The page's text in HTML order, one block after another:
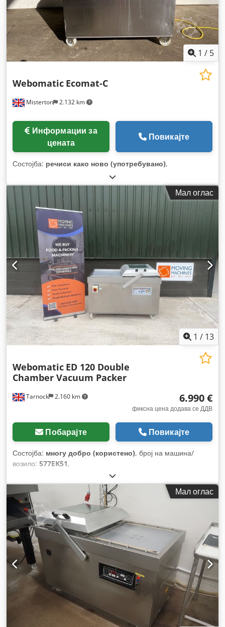
1 / 5
Misterton 2.132 km
Webomatic Ecomat-C
цената
Повикајте
Состојба: речиси како ново (употребувано),
Мал оглас
1 / 13
Tarnock 2.160 km
Webomatic ED 120 Double
Chamber Vacuum Packer
6.990 €
фиксна цена додава се ДДВ
Побарајте Повикајте
Состојба: многу добро (користено), број на машина/
возило: 577EK51,
Мал оглас